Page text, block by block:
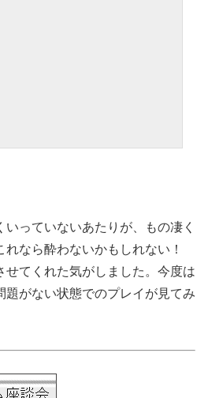
っていないあたりが、もの凄く
れなら酔わないかもしれない！
せてくれた気がしました。今度は
題がない状態でのプレイが見てみ